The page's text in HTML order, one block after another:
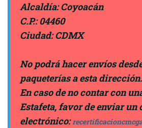
Alcaldía: Coyoacán
C.P.: 04460
Ciudad: CDMX
No podrá hacer envíos
paqueterías a esta dirección.
En caso de no contar con
Estafeta, favor de enviar un
electrónico: